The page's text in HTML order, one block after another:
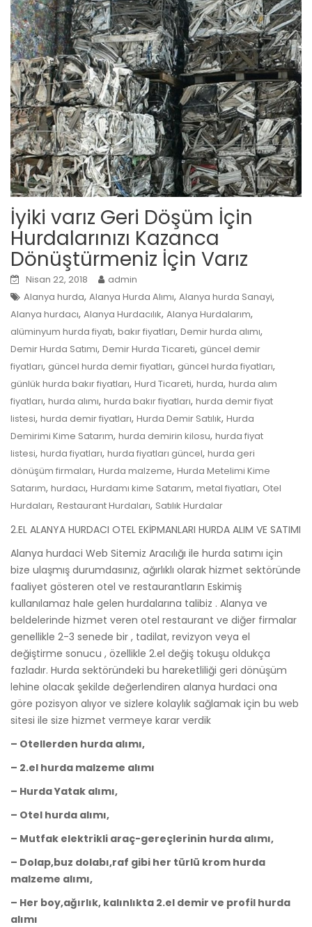
İyiki varız Geri Döşüm İçin
Hurdalarınızı Kazanca
Dönüştürmeniz İçin Varız
Nisan 22, 2018
admin
Alanya hurda, Alanya Hurda Alımı, Alanya hurda Sanayi,
Alanya hurdacı, Alanya Hurdacılık, Alanya Hurdalarım,
alüminyum hurda fiyatı, bakır fiyatları, Demir hurda alımı,
Demir Hurda Satımı, Demir Hurda Ticareti, güncel demir
fiyatları, güncel hurda demir fiyatları, güncel hurda fiyatları,
günlük hurda bakır fiyatları, Hurd Ticareti, hurda, hurda alım
fiyatları, hurda alımı, hurda bakır fiyatları, hurda demir fiyat
listesi, hurda demir fiyatları, Hurda Demir Satılık, Hurda
Demirimi Kime Satarım, hurda demirin kilosu, hurda fiyat
listesi, hurda fiyatları, hurda fiyatları güncel, hurda geri
dönüşüm firmaları, Hurda malzeme, Hurda Metelimi Kime
Satarım, hurdacı, Hurdamı kime Satarım, metal fiyatları, Otel
Hurdaları, Restaurant Hurdaları, Satılık Hurdalar
2.EL ALANYA HURDACI OTEL EKİPMANLARI HURDA ALIM VE SATIMI
Alanya hurdaci Web Sitemiz Aracılığı ile hurda satımı için
bize ulaşmış durumdasınız, ağırlıklı olarak hizmet sektöründe
faaliyet gösteren otel ve restaurantların Eskimiş
kullanılamaz hale gelen hurdalarına talibiz . Alanya ve
beldelerinde hizmet veren otel restaurant ve diğer firmalar
genellikle 2-3 senede bir , tadilat, revizyon veya el
değiştirme sonucu , özellikle 2.el değiş tokuşu oldukça
fazladır. Hurda sektöründeki bu hareketliliği geri dönüşüm
lehine olacak şekilde değerlendiren alanya hurdaci ona
göre pozisyon alıyor ve sizlere kolaylık sağlamak için bu web
sitesi ile size hizmet vermeye karar verdik
– Otellerden hurda alımı,
– 2.el hurda malzeme alımı
– Hurda Yatak alımı,
– Otel hurda alımı,
– Mutfak elektrikli araç-gereçlerinin hurda alımı,
– Dolap,buz dolabı,raf gibi her türlü krom hurda
malzeme alımı,
– Her boy,ağırlık, kalınlıkta 2.el demir ve profil hurda
alımı